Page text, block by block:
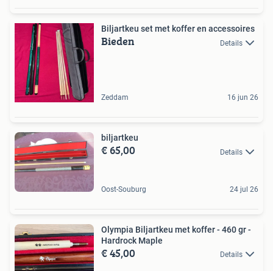
Biljartkeu set met koffer en accessoires
Bieden Details
Zeddam 16 jun 26
biljartkeu
€ 65,00 Details
Oost-Souburg 24 jul 26
Olympia Biljartkeu met koffer - 460 gr -
Hardrock Maple
€ 45,00 Details